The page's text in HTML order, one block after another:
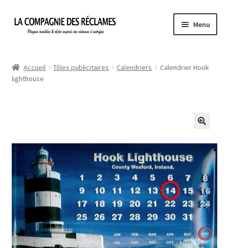
Aller
Aller
Menu
À propos de La Compagnie des Réclames
Mon compte
Mon Panier
Politique de confidentialité
Une histoire de plaques émaillées
Accueil Tôles publicitaires Calendriers
Calendrier Hook
lighthouse